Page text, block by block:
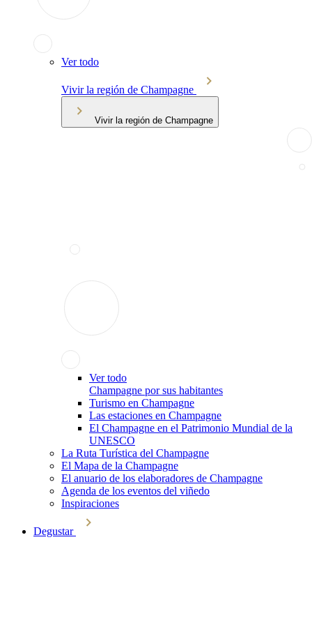
Ver todo
Vivir la región de Champagne
Vivir la región de Champagne
Ver todo
Champagne por sus habitantes
Turismo en Champagne
Las estaciones en Champagne
El Champagne en el Patrimonio Mundial de la
UNESCO
La Ruta Turística del Champagne
El Mapa de la Champagne
El anuario de los elaboradores de Champagne
Agenda de los eventos del viñedo
Inspiraciones
Degustar